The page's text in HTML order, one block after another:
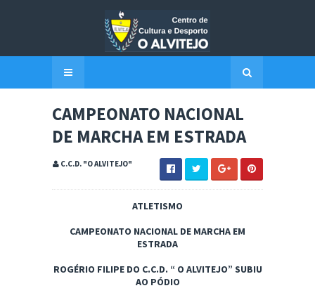
CAMPEONATO NACIONAL
DE MARCHA EM ESTRADA
C.C.D. "O ALVITEJO"
ATLETISMO
CAMPEONATO NACIONAL DE MARCHA EM
ESTRADA
ROGÉRIO FILIPE DO C.C.D. “ O ALVITEJO” SUBIU
AO PÓDIO